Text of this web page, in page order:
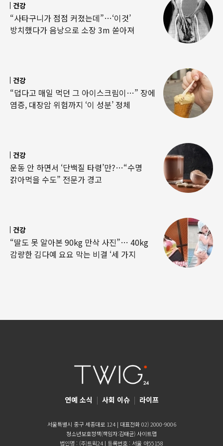
건강
“사타구니가 점점 커졌는데”…‘이것’
방치했다가 음낭으로 소장 3m 쏟아져
건강
“덥다고 매일 먹던 그 아이스크림이…” 장에
염증, 대장암 위험까지 ‘이 성분’ 정체
건강
운동 안 하면서 ‘단백질 타령’만?…“수명
갉아먹을 수도” 전문가 경고
건강
“딸도 못 알아본 90kg 만삭 사진”… 40kg
감량한 김다예 요요 막는 비결 ‘세 가지
연예 소식 | 사회 이슈 | 라이프
서울특별시 중구 세종대로 124 | 대표전화 02) 2000-9006
청소년보호정책(책임자:김태균)사이트맵
법인명 : (주)트윅24 | 등록번호 : 서울 아55158